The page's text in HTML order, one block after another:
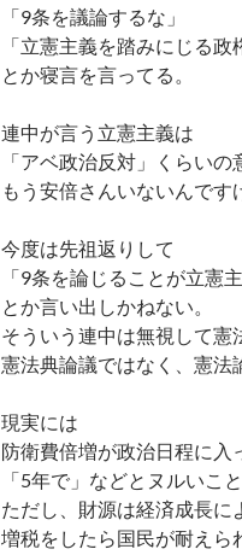
「9条を議論するな」
「立憲主義を踏みにじる政
とか寝言を言ってる。
連中が言う立憲主義は
「アベ政治反対」くらいの
もう安倍さんいないんです
今度は先祖返りして
「9条を論じることが立憲
とか言い出しかねない。
そういう連中は無視して憲
憲法典論議ではなく、憲法
現実には
防衛費倍増が政治日程に入
「5年で」などとヌルいこ
ただし、財源は経済成長に
増税をしたら国民が耐えら